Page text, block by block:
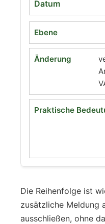
Die Reihenfolge ist
zusätzliche Meldung
ausschließen, ohne